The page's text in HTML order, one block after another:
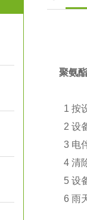
聚氨
1 按
2 设
3 电
4 清
5 设
6 雨